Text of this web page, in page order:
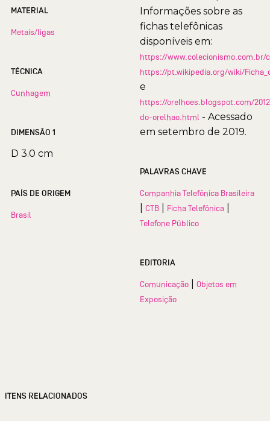
MATERIAL
Metais/ligas
TÉCNICA
Cunhagem
DIMENSÃO 1
D 3.0 cm
PAÍS DE ORIGEM
Brasil
Informações sobre as
fichas telefônicas
disponíveis em:
https://
https://pt.wikipedia.org/wiki/
e
https://orelhoes.blogspot.com/
do-orelhao.html - Acessado
em setembro de 2019.
PALAVRAS CHAVE
Companhia Telefônica Brasileira
CTB Ficha Telefônica
Telefone Público
EDITORIA
Comunicação
Objetos em
Exposição
ITENS RELACIONADOS